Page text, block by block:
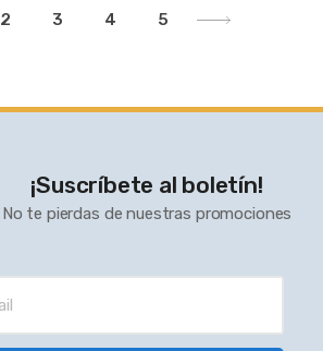
2 3 4 5
¡Suscríbete al boletín!
No te pierdas de nuestras promociones